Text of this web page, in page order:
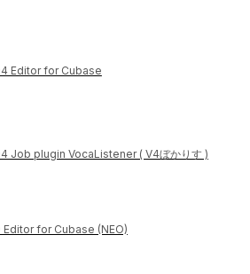
Editor for Cubase
Job plugin VocaListener ( V4ぼかりす )
Editor for Cubase (NEO)